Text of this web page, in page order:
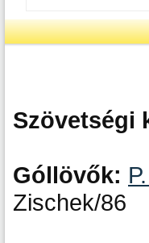
Szövetségi
Góllövők:
Zischek/86